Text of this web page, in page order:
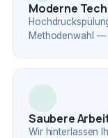
Moderne
Methodenwahl —
Saubere
Wir hinterlassen